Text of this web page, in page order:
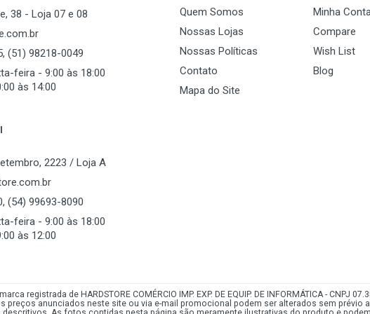
com os softwares e sistemas operacionais existentes.
2.20 GHz
Technology
AMD
GCN
Transports
Stars Email Address
38 - Loja 07 e 08
(51) 98218-0049
feira - 9:00 às 18:00
às 14:00
2223 / Loja A
(54) 99693-8090
feira - 9:00 às 18:00
às 12:00
Quem Somos
Nossas Lojas
Nossas Políticas
Contato
Mapa do Site
Minha
Compare
Wish List
Blog
registrada de HARDSTORE COMÉRCIO IMP. EXP. DE EQUIP. DE INFORMÁTICA - CNPJ
preços anunciados neste site ou via e-mail promocional podem ser alterados sem prévio